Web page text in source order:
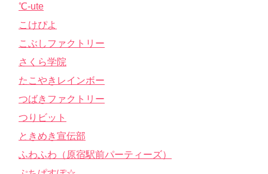
℃-ute
こけぴよ
こぶしファクトリー
さくら学院
たこやきレインボー
つばきファクトリー
つりビット
ときめき宣伝部
ふわふわ（原宿駅前パーティーズ）